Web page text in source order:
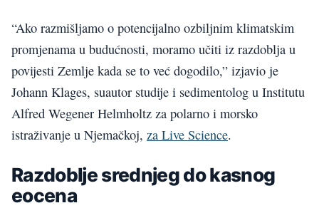
“Ako razmišljamo o potencijalno ozbiljnim klimatskim
promjenama u budućnosti, moramo učiti iz razdoblja u
povijesti Zemlje kada se to već dogodilo,” izjavio je
Johann Klages, suautor studije i sedimentolog u Institutu
Alfred Wegener Helmholtz za polarno i morsko
istraživanje u Njemačkoj, za Live Science.
Razdoblje srednjeg do kasnog
eocena